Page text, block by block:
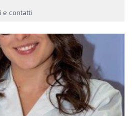
e contatti